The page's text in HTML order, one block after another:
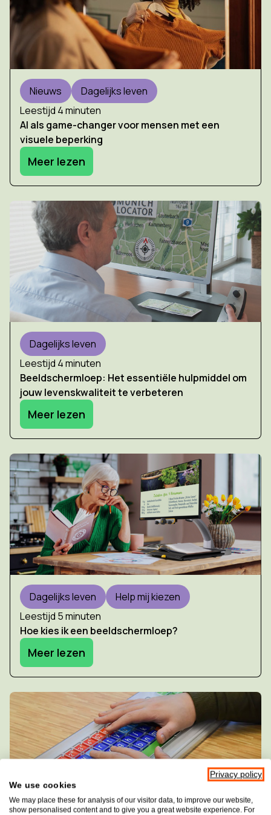
Nieuws
Dagelijks leven
Leestijd 4 minuten
AI als game-changer voor mensen met een
visuele beperking
Meer lezen
Dagelijks leven
Leestijd 4 minuten
Beeldschermloep: Het essentiële hulpmiddel om
jouw levenskwaliteit te verbeteren
Meer lezen
Dagelijks leven
Help mij kiezen
Leestijd 5 minuten
Hoe kies ik een beeldschermloep?
Meer lezen
Privacy policy
We use cookies
We may place these for analysis of our visitor data, to improve our website,
show personalised content and to give you a great website experience. For